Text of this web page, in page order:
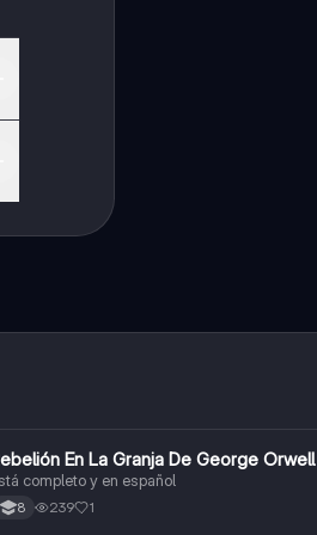
Sociales/HistoriaEn La Granja De George Orwell
completo y en español
8 239 1